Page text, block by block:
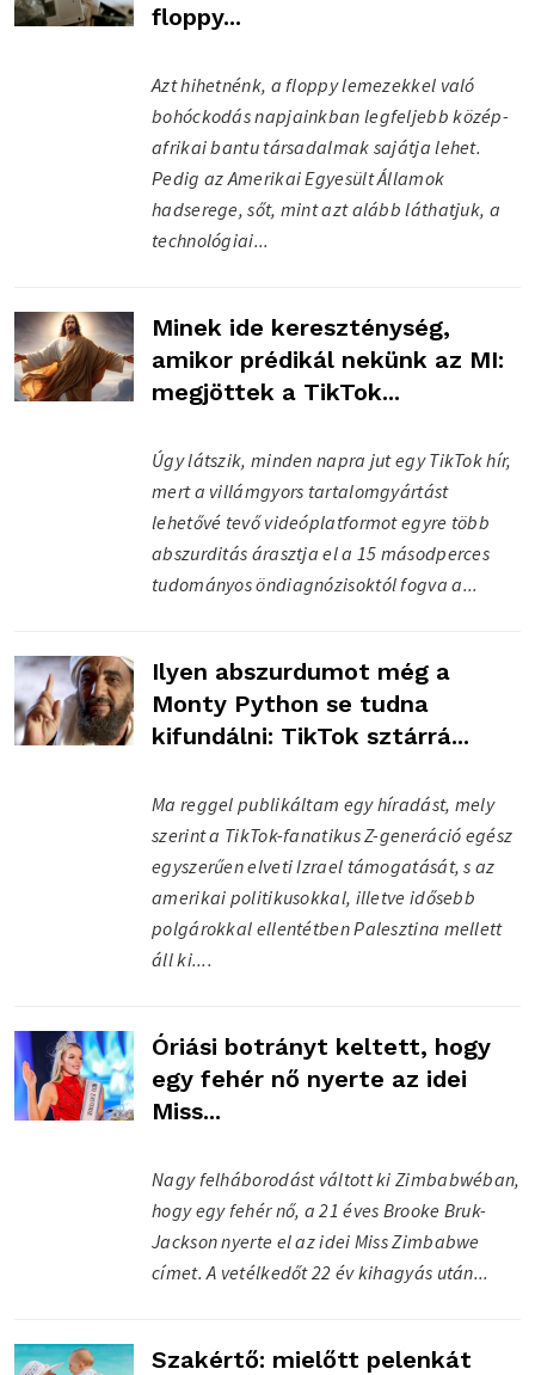
floppy...
Azt hihetnénk, a floppy lemezekkel való
bohóckodás napjainkban legfeljebb közép-
afrikai bantu társadalmak sajátja lehet.
Pedig az Amerikai Egyesült Államok
hadserege, sőt, mint azt alább láthatjuk, a
technológiai...
Minek ide kereszténység,
amikor prédikál nekünk az MI:
megjöttek a TikTok...
Úgy látszik, minden napra jut egy TikTok hír,
mert a villámgyors tartalomgyártást
lehetővé tevő videóplatformot egyre több
abszurditás árasztja el a 15 másodperces
tudományos öndiagnózisoktól fogva a...
Ilyen abszurdumot még a
Monty Python se tudna
kifundálni: TikTok sztárrá...
Ma reggel publikáltam egy híradást, mely
szerint a TikTok-fanatikus Z-generáció egész
egyszerűen elveti Izrael támogatását, s az
amerikai politikusokkal, illetve idősebb
polgárokkal ellentétben Palesztina mellett
áll ki....
Óriási botrányt keltett, hogy
egy fehér nő nyerte az idei
Miss...
Nagy felháborodást váltott ki Zimbabwéban,
hogy egy fehér nő, a 21 éves Brooke Bruk-
Jackson nyerte el az idei Miss Zimbabwe
címet. A vetélkedőt 22 év kihagyás után...
Szakértő: mielőtt pelenkát